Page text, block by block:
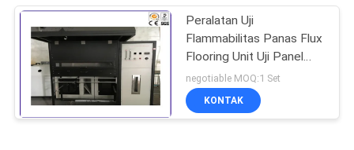
Peralatan Uji
Flammabilitas Panas Flux
Flooring Unit Uji Panel
Radiasi
negotiable MOQ:1 Set
KONTAK